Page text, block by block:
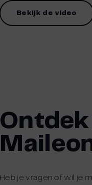
Bekijk de video
Heb je vragen of wil je